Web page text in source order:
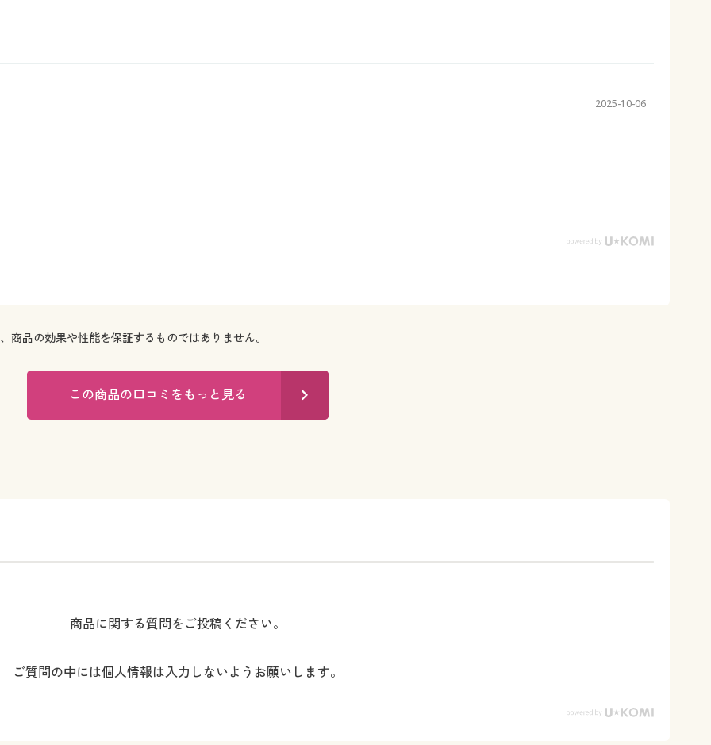
2025-10-06
品の効果や性能を保証するものではありません。
この商品の口コミをもっと見る
商品に関する質問をご投稿ください。
ご質問の中には個人情報は入力しないようお願いします。